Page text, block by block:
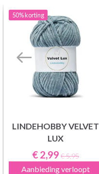
50%korting
LINDEHOBBY VELVET
LUX
€ 2,99 € 5,95
Aanbieding verloopt